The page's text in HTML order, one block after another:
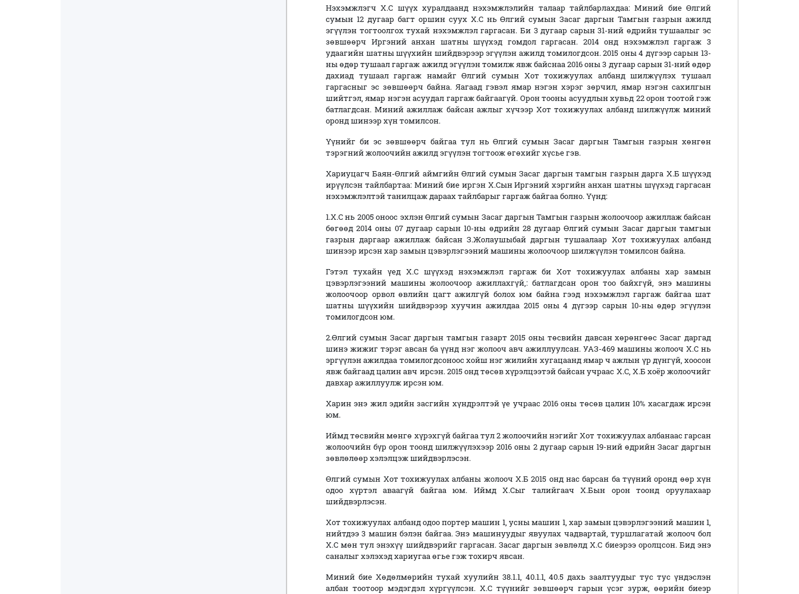
Нэхэмжлэгч Х.С шүүх хуралдаанд нэхэмжлэлийн талаар тайлбарлахдаа: Миний бие Өлгий
сумын 12 дугаар багт оршин суух Х.С нь Өлгий сумын Засаг даргын Тамгын газрын ажилд
эгүүлэн тогтоолгох тухай нэхэмжлэл гаргасан. Би 3 дугаар сарын 31-ний өдрийн тушаалыг эс
зөвшөөрч Иргэний анхан шатны шүүхэд гомдол гаргасан. 2014 онд нэхэмжлэл гаргаж 3
удаагийн шатны шүүхийн шийдвэрээр эгүүлэн ажилд томилогдсон. 2015 оны 4 дүгээр сарын 13-
ны өдөр тушаал гаргаж ажилд эгүүлэн томилж явж байснаа 2016 оны 3 дугаар сарын 31-ний өдөр
дахиад тушаал гаргаж намайг Өлгий сумын Хот тохижуулах албанд шилжүүлэх тушаал
гаргасныг эс зөвшөөрч байна. Яагаад гэвэл ямар нэгэн хэрэг зөрчил, ямар нэгэн сахилгын
шийтгэл, ямар нэгэн асуудал гаргаж байгаагүй. Орон тооны асуудлын хувьд 22 орон тоотой гэж
батлагдсан. Миний ажиллаж байсан ажлыг хүчээр Хот тохижуулах албанд шилжүүлж миний
оронд шинээр хүн томилсон.
Үүнийг би эс зөвшөөрч байгаа тул нь Өлгий сумын Засаг даргын Тамгын газрын хөнгөн
тэрэгний жолоочийн ажилд эгүүлэн тогтоож өгөхийг хүсье гэв.
Хариуцагч Баян-Өлгий аймгийн Өлгий сумын Засаг даргын тамгын газрын дарга Х.Б шүүхэд
ирүүлсэн тайлбартаа: Миний бие иргэн Х.Сын Иргэний хэргийн анхан шатны шүүхэд гаргасан
нэхэмжлэлтэй танилцаж дараах тайлбарыг гаргаж байгаа болно. Үүнд:
1.Х.С нь 2005 оноос эхлэн Өлгий сумын Засаг даргын Тамгын газрын жолоочоор ажиллаж байсан
бөгөөд 2014 оны 07 дугаар сарын 10-ны өдрийн 28 дугаар Өлгий сумын Засаг даргын тамгын
газрын даргаар ажиллаж байсан З.Жолаушыбай даргын тушаалаар Хот тохижуулах албанд
шинээр ирсэн хар замын цэвэрлэгээний машины жолоочоор шилжүүлэн томилсон байна.
Гэтэл тухайн үед Х.С шүүхэд нэхэмжлэл гаргаж би Хот тохижуулах албаны хар замын
цэвэрлэгээний машины жолоочоор ажиллахгүй,: батлагдсан орон тоо байхгүй, энэ машины
жолоочоор орвол өвлийн цагт ажилгүй болох юм байна гээд нэхэмжлэл гаргаж байгаа шат
шатны шүүхийн шийдвэрээр хуучин ажилдаа 2015 оны 4 дүгээр сарын 10-ны өдөр эгүүлэн
томилогдсон юм.
2.Өлгий сумын Засаг даргын тамгын газарт 2015 оны төсвийн давсан хөрөнгөөс Засаг даргад
шинэ жижиг тэрэг авсан ба үүнд нэг жолооч авч ажиллуулсан. УАЗ-469 машины жолооч Х.С нь
эргүүлэн ажилдаа томилогдсоноос хойш нэг жилийн хугацаанд ямар ч ажлын үр дүнгүй, хоосон
явж байгаад цалин авч ирсэн. 2015 онд төсөв хүрэлцээтэй байсан учраас Х.С, Х.Б хоёр жолоочийг
давхар ажиллуулж ирсэн юм.
Харин энэ жил эдийн засгийн хүндрэлтэй үе учраас 2016 оны төсөв цалин 10% хасагдаж ирсэн
юм.
Иймд төсвийн мөнгө хүрэхгүй байгаа тул 2 жолоочийн нэгийг Хот тохижуулах албанаас гарсан
жолоочийн бүр орон тоонд шилжүүлэхээр 2016 оны 2 дугаар сарын 19-ний өдрийн Засаг даргын
зөвлөлөөр хэлэлцэж шийдвэрлэсэн.
Өлгий сумын Хот тохижуулах албаны жолооч Х.Б 2015 онд нас барсан ба түүний оронд өөр хүн
одоо хүртэл аваагүй байгаа юм. Иймд Х.Сыг талийгаач Х.Бын орон тоонд оруулахаар
шийдвэрлэсэн.
Хот тохижуулах албанд одоо портер машин 1, усны машин 1, хар замын цэвэрлэгээний машин 1,
нийтдээ 3 машин бэлэн байгаа. Энэ машинуудыг явуулах чадвартай, туршлагатай жолооч бол
Х.С мөн тул энэхүү шийдвэрийг гаргасан. Засаг даргын зөвлөлд Х.С биеэрээ оролцсон. Бид энэ
саналыг хэлэхэд хариугаа өгье гэж тохирч явсан.
Миний бие Хөдөлмөрийн тухай хуулийн 38.1.1, 40.1.1, 40.5 дахь заалтуудыг тус тус үндэслэн
албан тоотоор мэдэгдэл хүргүүлсэн. Х.С түүнийг зөвшөөрч гарын үсэг зурж, өөрийн биеэр